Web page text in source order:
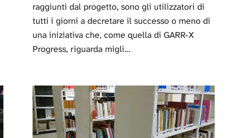
raggiunti dal progetto, sono gli utilizzatori di
tutti i giorni a decretare il successo o meno di
una iniziativa che, come quella di GARR-X
Progress, riguarda migli…